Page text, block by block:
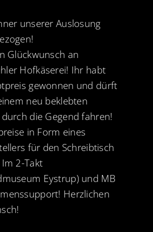
unserer Auslosung
Glückwunsch an
Hofkäserei! Ihr habt
gewonnen und dürft
neu beklebten
die Gegend fahren!
in Form eines
für den Schreibtisch
2-Takt
Eystrup) und MB
Herzlichen